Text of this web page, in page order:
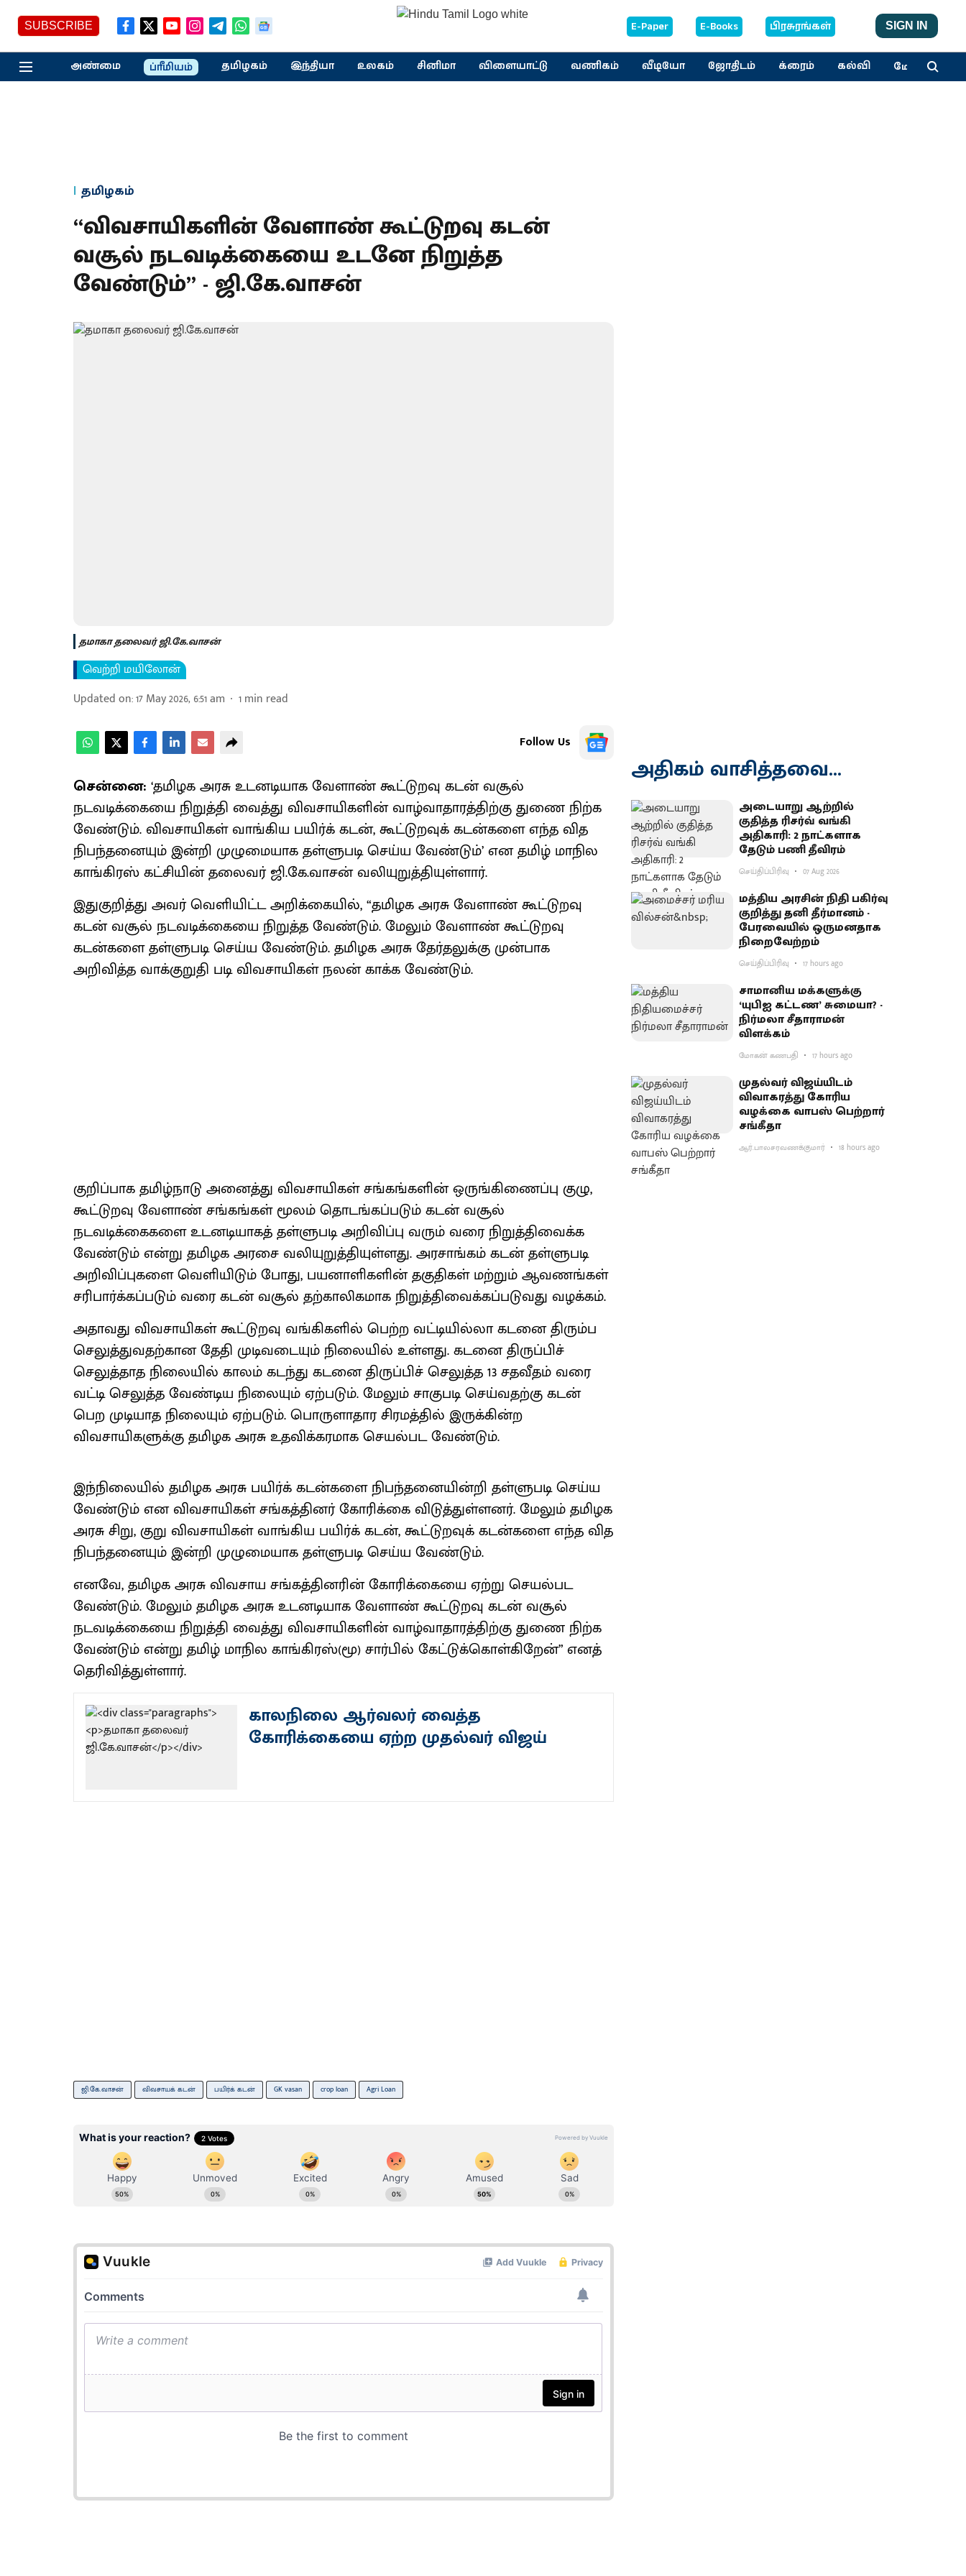
SUBSCRIBE E-Paper E-Books பிரசுரங்கள் SIGN IN
அண்மை ப்ரீமியம் தமிழகம் இந்தியா உலகம் சினிமா விளையாட்டு வணிகம் வீடியோ ஜோதிடம் க்ரைம் கல்வி மேலும்
தமிழகம்
“விவசாயிகளின் வேளாண் கூட்டுறவு கடன்
வசூல் நடவடிக்கையை உடனே நிறுத்த
வேண்டும்” - ஜி.கே.வாசன்
தமாகா தலைவர் ஜி.கே.வாசன்
வெற்றி மயிலோன்
Updated on:17 May 2026, 6:51 am 1min read
Follow Us
சென்னை: ‘தமிழக அரசு உடனடியாக வேளாண் கூட்டுறவு கடன் வசூல்
நடவடிக்கையை நிறுத்தி வைத்து விவசாயிகளின் வாழ்வாதாரத்திற்கு துணை நிற்க
வேண்டும். விவசாயிகள் வாங்கிய பயிர்க் கடன், கூட்டுறவுக் கடன்களை எந்த வித
நிபந்தனையும் இன்றி முழுமையாக தள்ளுபடி செய்ய வேண்டும்’ என தமிழ் மாநில
காங்கிரஸ் கட்சியின் தலைவர் ஜி.கே.வாசன் வலியுறுத்தியுள்ளார்.
இதுகுறித்து அவர் வெளியிட்ட அறிக்கையில், “தமிழக அரசு வேளாண் கூட்டுறவு
கடன் வசூல் நடவடிக்கையை நிறுத்த வேண்டும். மேலும் வேளாண் கூட்டுறவு
கடன்களை தள்ளுபடி செய்ய வேண்டும். தமிழக அரசு தேர்தலுக்கு முன்பாக
அறிவித்த வாக்குறுதி படி விவசாயிகள் நலன் காக்க வேண்டும்.
குறிப்பாக தமிழ்நாடு அனைத்து விவசாயிகள் சங்கங்களின் ஒருங்கிணைப்பு குழு,
கூட்டுறவு வேளாண் சங்கங்கள் மூலம் தொடங்கப்படும் கடன் வசூல்
நடவடிக்கைகளை உடனடியாகத் தள்ளுபடி அறிவிப்பு வரும் வரை நிறுத்திவைக்க
வேண்டும் என்று தமிழக அரசை வலியுறுத்தியுள்ளது. அரசாங்கம் கடன் தள்ளுபடி
அறிவிப்புகளை வெளியிடும் போது, பயனாளிகளின் தகுதிகள் மற்றும் ஆவணங்கள்
சரிபார்க்கப்படும் வரை கடன் வசூல் தற்காலிகமாக நிறுத்திவைக்கப்படுவது வழக்கம்.
அதாவது விவசாயிகள் கூட்டுறவு வங்கிகளில் பெற்ற வட்டியில்லா கடனை திரும்ப
செலுத்துவதற்கான தேதி முடிவடையும் நிலையில் உள்ளது. கடனை திருப்பிச்
செலுத்தாத நிலையில் காலம் கடந்து கடனை திருப்பிச் செலுத்த 13 சதவீதம் வரை
வட்டி செலுத்த வேண்டிய நிலையும் ஏற்படும். மேலும் சாகுபடி செய்வதற்கு கடன்
பெற முடியாத நிலையும் ஏற்படும். பொருளாதார சிரமத்தில் இருக்கின்ற
விவசாயிகளுக்கு தமிழக அரசு உதவிக்கரமாக செயல்பட வேண்டும்.
இந்நிலையில் தமிழக அரசு பயிர்க் கடன்களை நிபந்தனையின்றி தள்ளுபடி செய்ய
வேண்டும் என விவசாயிகள் சங்கத்தினர் கோரிக்கை விடுத்துள்ளனர். மேலும் தமிழக
அரசு சிறு, குறு விவசாயிகள் வாங்கிய பயிர்க் கடன், கூட்டுறவுக் கடன்களை எந்த வித
நிபந்தனையும் இன்றி முழுமையாக தள்ளுபடி செய்ய வேண்டும்.
எனவே, தமிழக அரசு விவசாய சங்கத்தினரின் கோரிக்கையை ஏற்று செயல்பட
வேண்டும். மேலும் தமிழக அரசு உடனடியாக வேளாண் கூட்டுறவு கடன் வசூல்
நடவடிக்கையை நிறுத்தி வைத்து விவசாயிகளின் வாழ்வாதாரத்திற்கு துணை நிற்க
வேண்டும் என்று தமிழ் மாநில காங்கிரஸ்(மூ) சார்பில் கேட்டுக்கொள்கிறேன்” எனத்
தெரிவித்துள்ளார்.
காலநிலை ஆர்வலர் வைத்த
கோரிக்கையை ஏற்ற முதல்வர் விஜய்
ஜி.கே.வாசன் விவசாயக் கடன் பயிர்க் கடன் GK vasan crop loan Agri Loan
அதிகம் வாசித்தவை...
அடையாறு ஆற்றில்
குதித்த ரிசர்வ் வங்கி
அதிகாரி: 2 நாட்களாக
தேடும் பணி தீவிரம்
செய்திப்பிரிவு 07 Aug 2026
மத்திய அரசின் நிதி பகிர்வு
குறித்து தனி தீர்மானம் -
பேரவையில் ஒருமனதாக
நிறைவேற்றம்
செய்திப்பிரிவு 17 hours ago
சாமானிய மக்களுக்கு
‘யுபிஐ கட்டண’ சுமையா? -
நிர்மலா சீதாராமன்
விளக்கம்
மோகன் கணபதி 17 hours ago
முதல்வர் விஜய்யிடம்
விவாகரத்து கோரிய
வழக்கை வாபஸ் பெற்றார்
சங்கீதா
ஆர்.பாலசரவணக்குமார் 18 hours ago